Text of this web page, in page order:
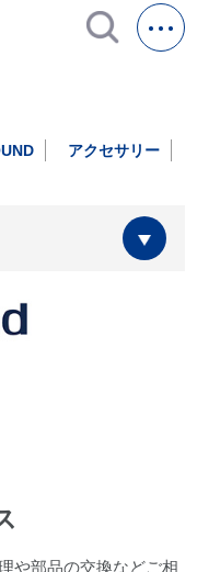
アクセサリー
や部品の交換などご相